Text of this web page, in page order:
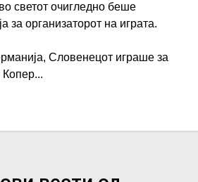
светот очигледно беше
за организаторот на играта.
Словенецот играше за